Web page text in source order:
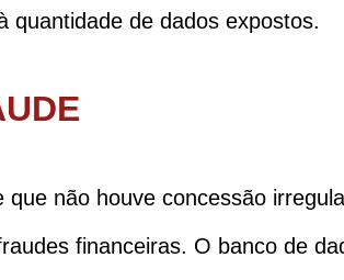
quantidade de dados expostos.
que não houve concessão
financeiras. O banco de